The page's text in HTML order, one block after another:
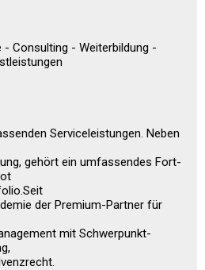
Consulting - Weiterbildung -
Serviceleistungen. Neben
gehört ein umfassendes Fort-
der Premium-Partner für
mit Schwerpunkt-